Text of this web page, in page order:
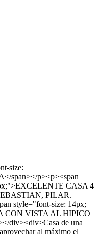
size:
span></p><p><span
CASA 4
PILAR.
style="font-size: 14px;
CON VISTA AL HIPICO
div><div>Casa de una
al máximo el